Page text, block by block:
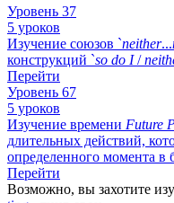
Уровень 37
5 уроков
Изучение союзов `neither...
конструкций `so do I/
Перейти
Уровень 67
5 уроков
Изучение времени Future
длительных действий,
определенного момента в
Перейти
Возможно, вы захотите